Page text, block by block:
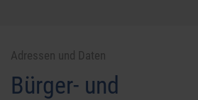
Adressen und Daten
Bürger- und